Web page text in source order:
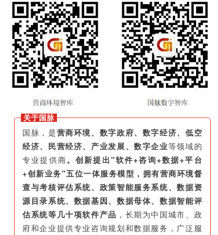
关于国脉
国脉，是营商环境、数字政府、数字经济、低空
经济、民营经济、产业发展、数字企业等领域的
专业提供商。创新提出"软件+咨询+数据+平台
+创新业务"五位一体服务模型，拥有营商环境督
查与考核评估系统、政策智能服务系统、数据资
源目录系统、数据基因、数据母体、数据智能评
估系统等几十项软件产品 ，长期为中国城市、政
府和企业提供专业咨询规划和数据服务，广泛服